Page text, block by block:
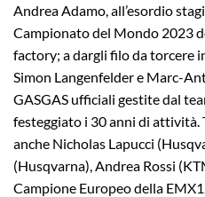
Andrea Adamo, all’esordio
Campionato del Mondo 2023
factory; a dargli filo da torcere
Simon Langenfelder e Marc-
GASGAS ufficiali gestite dal
festeggiato i 30 anni di attività.
anche Nicholas Lapucci
(Husqvarna), Andrea Rossi
Campione Europeo della